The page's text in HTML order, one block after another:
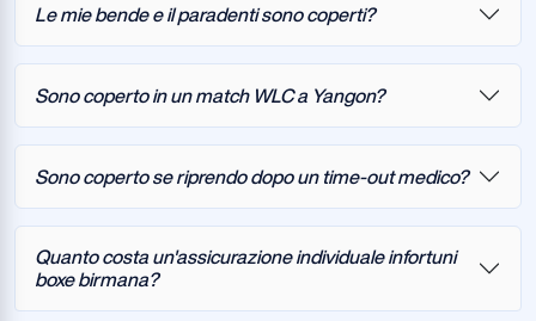
Le mie bende e il paradenti sono coperti?
Sono coperto in un match WLC a Yangon?
Sono coperto se riprendo dopo un time-out medico?
Quanto costa un'assicurazione individuale infortuni
boxe birmana?